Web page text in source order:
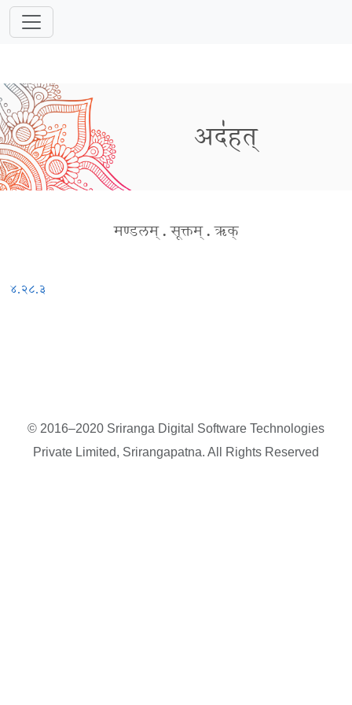
अद॑हत्
मण्डलम् . सूक्तम् . ऋक्
४.२८.३
© 2016–2020 Sriranga Digital Software Technologies
Private Limited, Srirangapatna. All Rights Reserved